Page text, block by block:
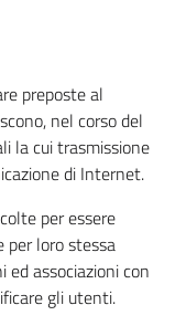
preposte al
nel corso del
la cui trasmissione
di Internet.
per essere
per loro stessa
associazioni con
gli utenti.